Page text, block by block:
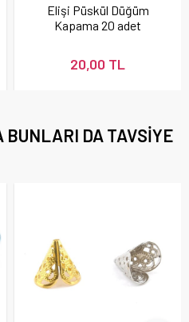
Elişi Püskül Düğüm
Kapama 20 adet
20,00 TL
BUNLARI DA TAVSIYE